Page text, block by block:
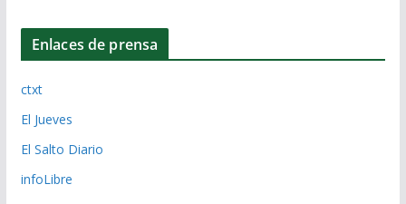
Enlaces de prensa
ctxt
El Jueves
El Salto Diario
infoLibre